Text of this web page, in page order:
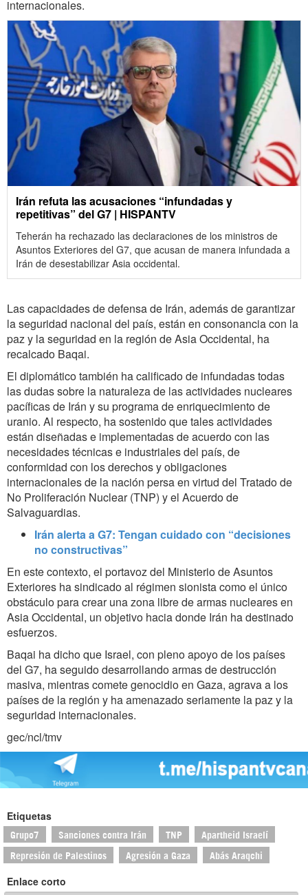
internacionales.
Irán refuta las acusaciones “infundadas y
repetitivas” del G7 | HISPANTV
Teherán ha rechazado las declaraciones de los ministros de
Asuntos Exteriores del G7, que acusan de manera infundada a
Irán de desestabilizar Asia occidental.
Las capacidades de defensa de Irán, además de garantizar
la seguridad nacional del país, están en consonancia con la
paz y la seguridad en la región de Asia Occidental, ha
recalcado Baqai.
El diplomático también ha calificado de infundadas todas
las dudas sobre la naturaleza de las actividades nucleares
pacíficas de Irán y su programa de enriquecimiento de
uranio. Al respecto, ha sostenido que tales actividades
están diseñadas e implementadas de acuerdo con las
necesidades técnicas e industriales del país, de
conformidad con los derechos y obligaciones
internacionales de la nación persa en virtud del Tratado de
No Proliferación Nuclear (TNP) y el Acuerdo de
Salvaguardias.
Irán alerta a G7: Tengan cuidado con “decisiones
no constructivas”
En este contexto, el portavoz del Ministerio de Asuntos
Exteriores ha sindicado al régimen sionista como el único
obstáculo para crear una zona libre de armas nucleares en
Asia Occidental, un objetivo hacia donde Irán ha destinado
esfuerzos.
Baqai ha dicho que Israel, con pleno apoyo de los países
del G7, ha seguido desarrollando armas de destrucción
masiva, mientras comete genocidio en Gaza, agrava a los
países de la región y ha amenazado seriamente la paz y la
seguridad internacionales.
gec/ncl/tmv
Etiquetas
Grupo7 Sanciones contra Irán TNP Apartheid Israelí
Represión de Palestinos Agresión a Gaza Abás Araqchi
Enlace corto